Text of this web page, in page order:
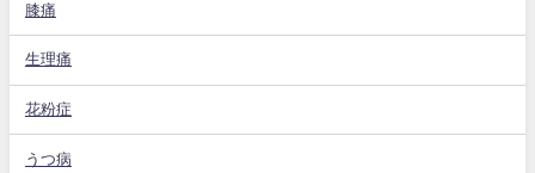
膝痛
生理痛
花粉症
うつ病